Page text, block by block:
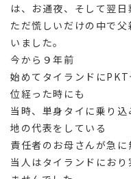
は、お通夜、そして翌日
ただ慌しいだけの中で
いました。
今から９年前
始めてタイランドに
位経った時にも
当時、単身タイに乗り
地の代表をしている
責任者のお母さんが急
当人はタイランドにお